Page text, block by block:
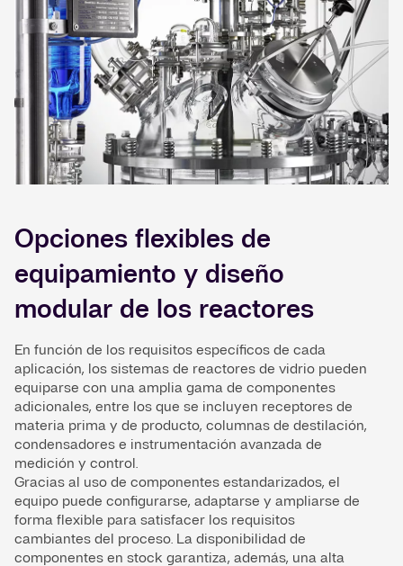
Opciones flexibles de
equipamiento y diseño
modular de los reactores
En función de los requisitos específicos de cada
aplicación, los sistemas de reactores de vidrio pueden
equiparse con una amplia gama de componentes
adicionales, entre los que se incluyen receptores de
materia prima y de producto, columnas de destilación,
condensadores e instrumentación avanzada de
medición y control.
Gracias al uso de componentes estandarizados, el
equipo puede configurarse, adaptarse y ampliarse de
forma flexible para satisfacer los requisitos
cambiantes del proceso. La disponibilidad de
componentes en stock garantiza, además, una alta